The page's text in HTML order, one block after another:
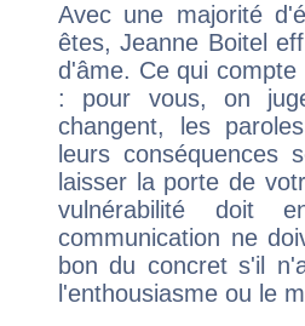
Avec une majorité
êtes, Jeanne Boitel
d'âme. Ce qui
: pour vous, on
changent, les
leurs conséquences
laisser la porte de
vulnérabilité doit
communication ne
bon du concret s'il
l'enthousiasme ou le